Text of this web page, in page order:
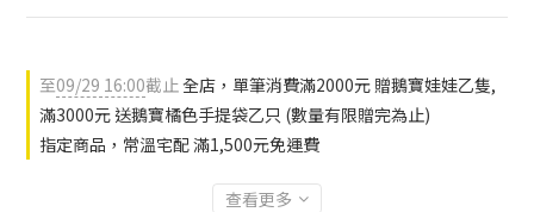
至09/29 16:00截止全店，單筆消費滿2000元 贈鵝寶娃娃乙隻,
滿3000元 送鵝寶橘色手提袋乙只 (數量有限贈完為止)
指定商品，常溫宅配 滿1,500元免運費
查看更多